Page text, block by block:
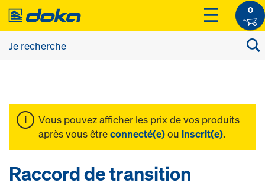
0
Vous pouvez afficher les prix de vos produits
après vous êtreconnecté(e)ou inscrit(e).
Raccord de transition